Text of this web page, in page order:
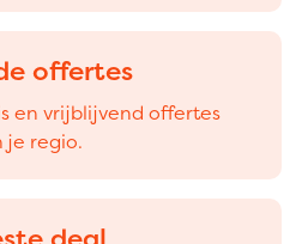
offertes
en vrijblijvend offertes
je regio.